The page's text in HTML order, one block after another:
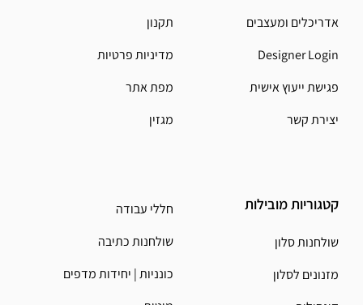
אדריכלים ומעצבים
Designer Login
פגישת ייעוץ אישית
יצירת קשר
קטגוריות מובילות
שולחנות סלון
מזנונים לסלון
תקנון
מדיניות פרטיות
מפת אתר
מגזין
חללי עבודה
שולחנות כתיבה
כונניות | יחידות מדפים